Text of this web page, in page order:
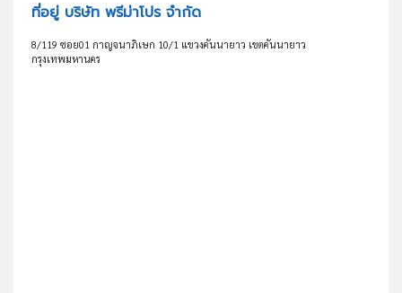
ที่อยู่ บริษัท พรีม่าโปร จำกัด
8/119 ซอย01 กาญจนาภิเษก 10/1 แขวงคันนายาว เขตคันนายาว
กรุงเทพมหานคร